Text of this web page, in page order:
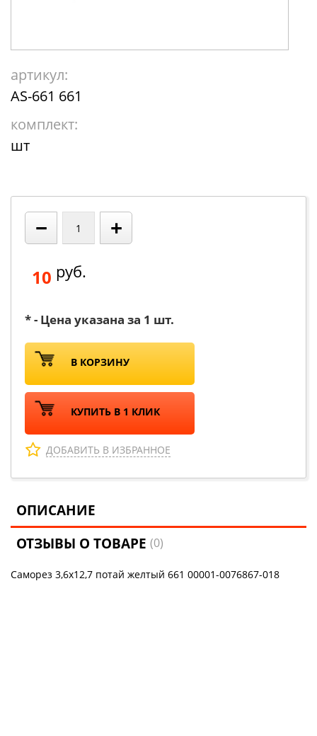
артикул:
AS-661 661
комплект:
шт
− +
10 руб.
* - Цена указана за 1 шт.
В КОРЗИНУ
КУПИТЬ В 1 КЛИК
ДОБАВИТЬ В ИЗБРАННОЕ
ОПИСАНИЕ
ОТЗЫВЫ О ТОВАРЕ(0)
Саморез 3,6х12,7 потай желтый 661 00001-0076867-018